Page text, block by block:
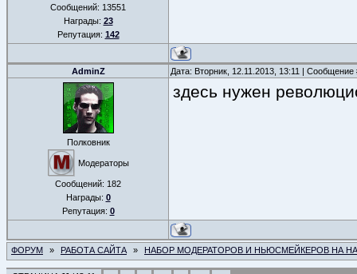
Сообщений: 13551
Награды: 23
Репутация: 142
AdminZ Дата: Вторник, 12.11.2013, 13:11 |
Полковник
Модераторы
Сообщений: 182
Награды: 0
Репутация: 0
здесь нужен
ФОРУМ » РАБОТА САЙТА » НАБОР МОДЕРАТОРОВ И НЬЮСМЕЙКЕРОВ НА